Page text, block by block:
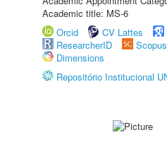
Academic title: MS-6
Orcid
CV Lattes
ResearcherID
Scopus
Dimensions
Repositório Institucional